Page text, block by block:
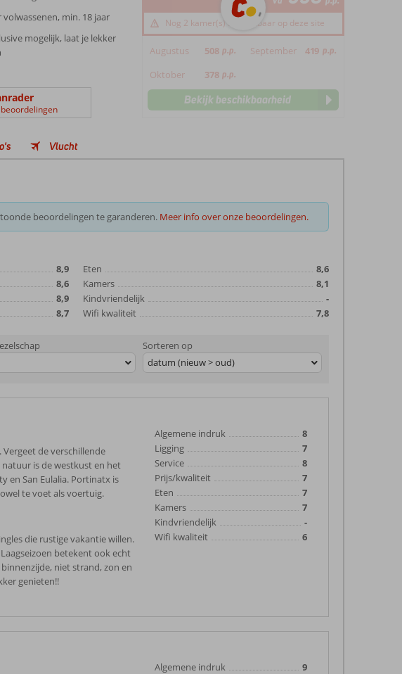
min. 18 jaar
mogelijk, laat je lekker
Nog 2 kamer(s) beschikbaar op deze site
Augustus 508 p.p. September 419 p.p.
Oktober 378 p.p.
Bekijk beschikbaarheid
Vlucht
beoordelingen te garanderen. Meer info over onze beoordelingen.
8,9
8,6
8,9
8,7
Eten
8,6
Kamers
8,1
Kindvriendelijk
-
Wifi kwaliteit
7,8
Sorteren op
datum (nieuw > oud)
de verschillende
is de westkust en het
en San Eulalia. Portinatx is
te voet als voertuig.
die rustige vakantie willen.
betekent ook echt
niet strand, zon en
genieten!!
Algemene indruk
8
Ligging
7
Service
8
Prijs/kwaliteit
7
Eten
7
Kamers
7
Kindvriendelijk
-
Wifi kwaliteit
6
Algemene indruk
9